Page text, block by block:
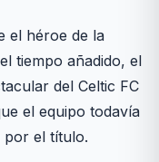
el héroe de la
tiempo añadido, el
del Celtic FC
el equipo todavía
por el título.